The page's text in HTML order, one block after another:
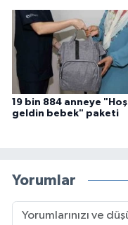
19 bin 884 anneye "Hoş
geldin bebek" paketi
Yorumlar